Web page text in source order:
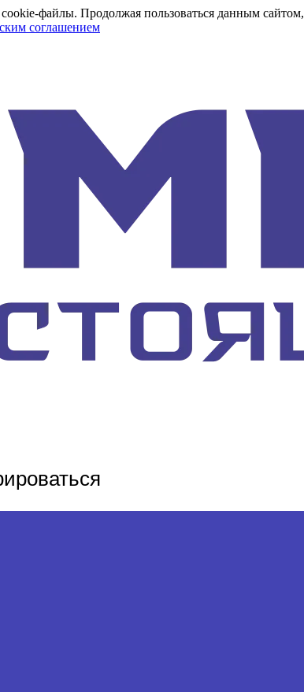
файлы. Продолжая пользоваться данным
соглашением